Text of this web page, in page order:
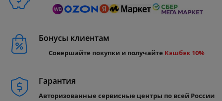
Бонусы клиентам
Совершайте покупки и получайте Кэшбэк 10%
Гарантия
Авторизованные сервисные центры по всей России